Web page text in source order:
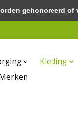
Kleding
Merken
gehonoreerd of